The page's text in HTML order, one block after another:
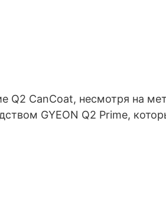
Q2 CanCoat, несмотря на
GYEON Q2 Prime,